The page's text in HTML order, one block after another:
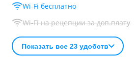
Wi-Fi бесплатно
Wi-Fi на рецепции за доп.плату
Показать все 23 удобств